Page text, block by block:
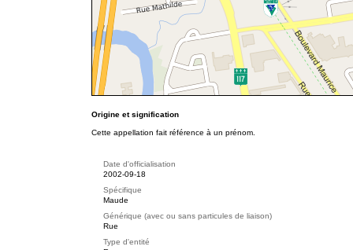
Origine et signification
Cette appellation fait référence à un prénom.
Date d'officialisation
2002-09-18
Spécifique
Maude
Générique (avec ou sans particules de liaison)
Rue
Type d'entité